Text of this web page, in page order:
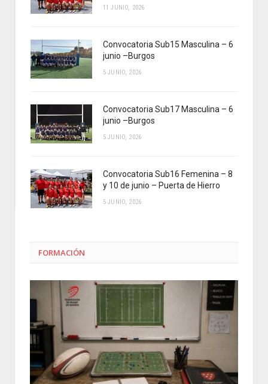
11 JUNIO, 2026
Convocatoria Sub15 Masculina – 6
junio –Burgos
5 JUNIO, 2026
Convocatoria Sub17 Masculina – 6
junio –Burgos
5 JUNIO, 2026
Convocatoria Sub16 Femenina – 8
y 10 de junio – Puerta de Hierro
5 JUNIO, 2026
FORMACIÓN